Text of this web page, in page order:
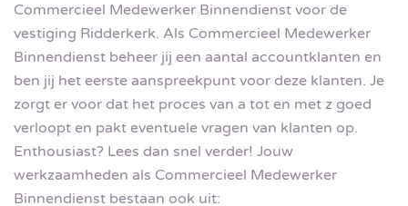
Commercieel Medewerker Binnendienst voor de
vestiging Ridderkerk. Als Commercieel Medewerker
Binnendienst beheer jij een aantal accountklanten en
ben jij het eerste aanspreekpunt voor deze klanten. Je
zorgt er voor dat het proces van a tot en met z goed
verloopt en pakt eventuele vragen van klanten op.
Enthousiast? Lees dan snel verder! Jouw
werkzaamheden als Commercieel Medewerker
Binnendienst bestaan ook uit: